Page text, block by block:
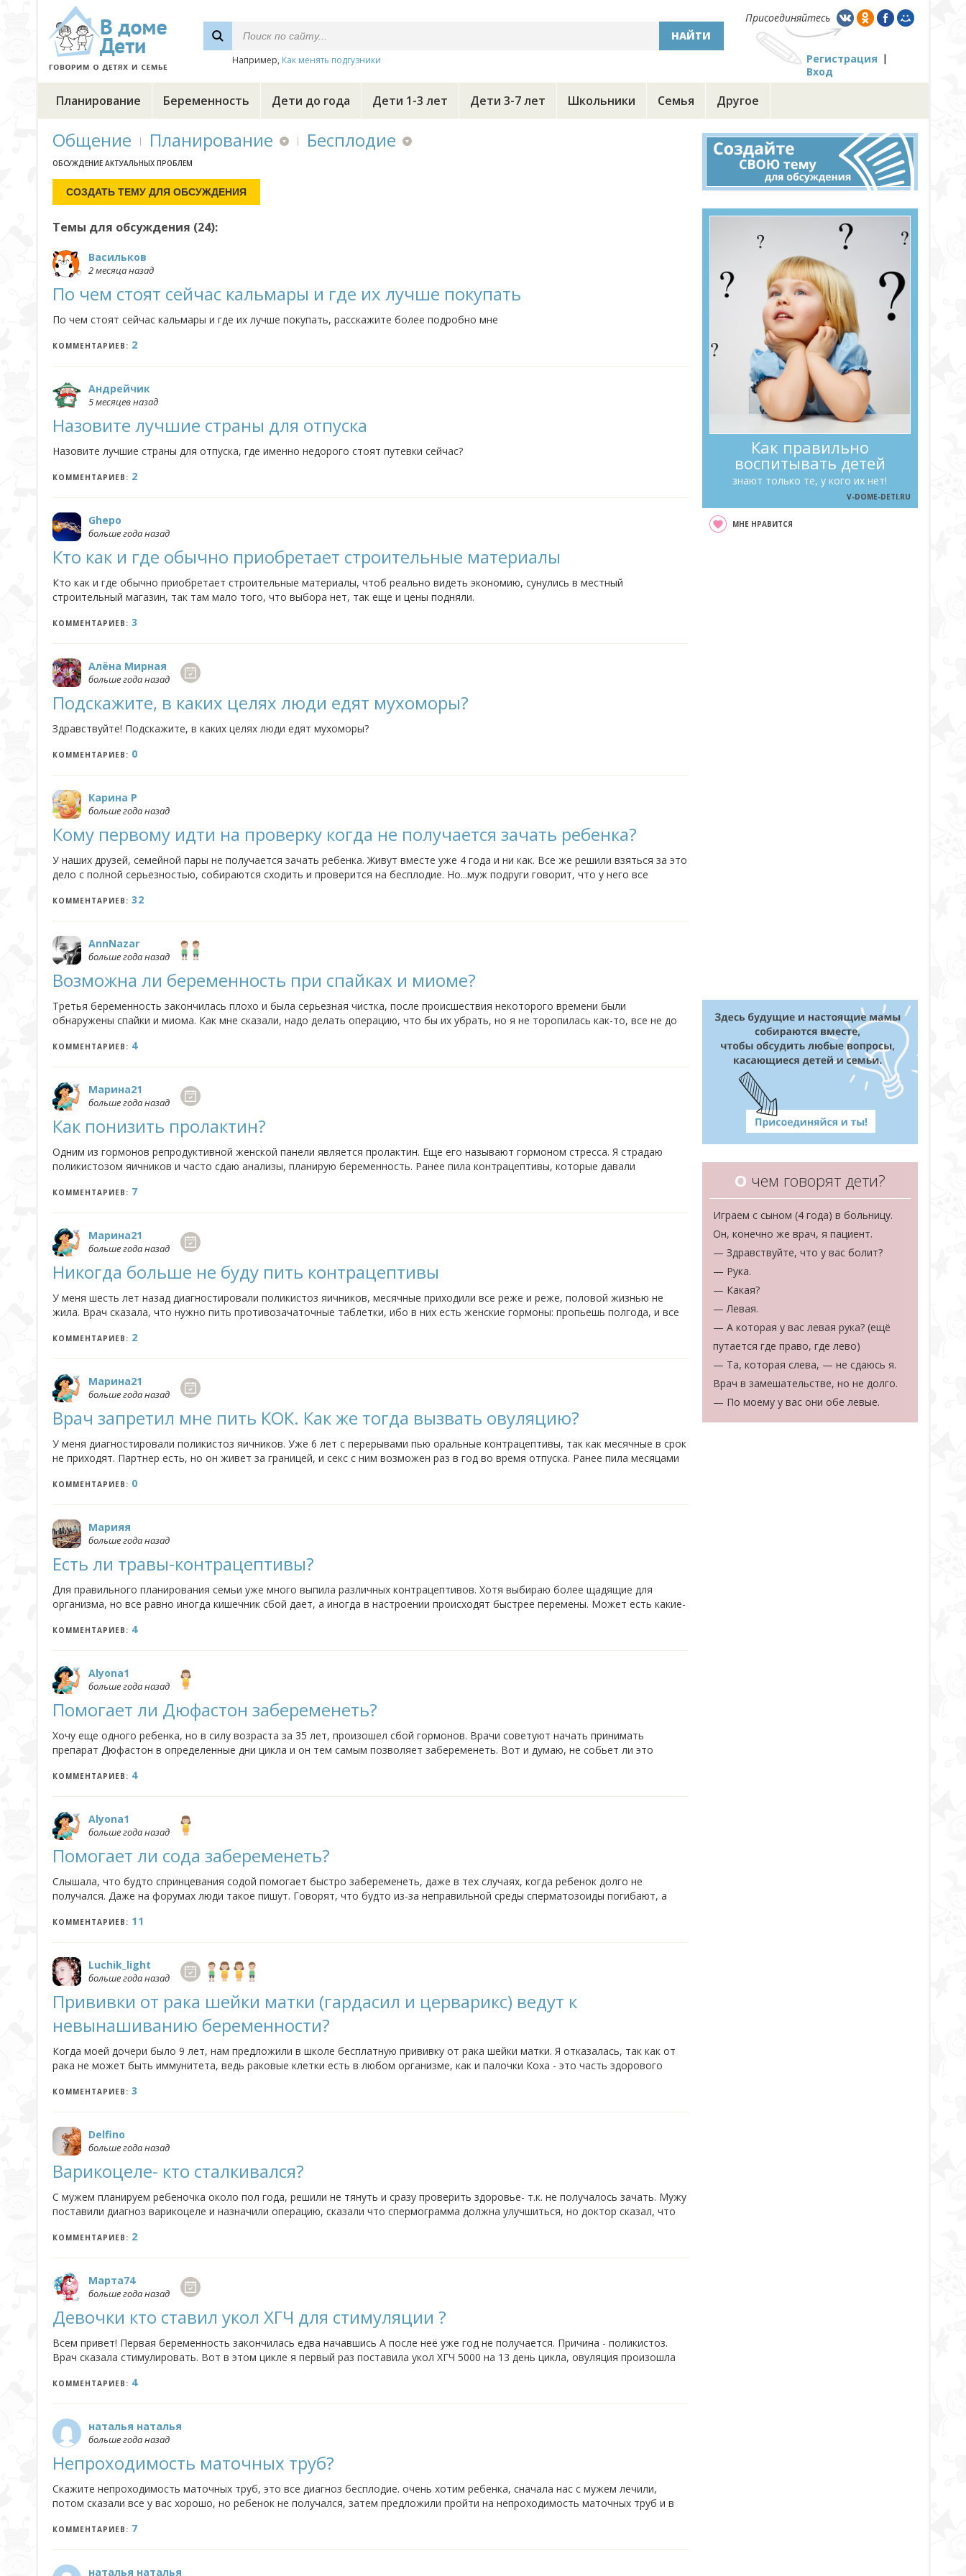
НАЙТИ
Например, Как менять подгузники
Присоединяйтесь
Регистрация
Вход
Планирование Беременность Дети до года Дети 1-3 лет Дети 3-7 лет Школьники Семья Другое
Общение Планирование Бесплодие
ОБСУЖДЕНИЕ АКТУАЛЬНЫХ ПРОБЛЕМ
Темы для обсуждения (24):
Васильков
2 месяца назад
По чем стоят сейчас кальмары и где их лучше покупать
По чем стоят сейчас кальмары и где их лучше покупать, расскажите более подробно мне
КОММЕНТАРИЕВ: 2
Андрейчик
5 месяцев назад
Назовите лучшие страны для отпуска
Назовите лучшие страны для отпуска, где именно недорого стоят путевки сейчас?
КОММЕНТАРИЕВ: 2
Ghepo
больше года назад
Кто как и где обычно приобретает строительные материалы
Кто как и где обычно приобретает строительные материалы, чтоб реально видеть экономию, сунулись в местный
строительный магазин, так там мало того, что выбора нет, так еще и цены подняли.
КОММЕНТАРИЕВ: 3
Алёна Мирная
больше года назад
Подскажите, в каких целях люди едят мухоморы?
Здравствуйте! Подскажите, в каких целях люди едят мухоморы?
КОММЕНТАРИЕВ: 0
Карина Р
больше года назад
Кому первому идти на проверку когда не получается зачать ребенка?
У наших друзей, семейной пары не получается зачать ребенка. Живут вместе уже 4 года и ни как. Все же решили взяться за это
дело с полной серьезностью, собираются сходить и проверится на бесплодие. Но...муж подруги говорит, что у него все
КОММЕНТАРИЕВ: 32
AnnNazar
больше года назад
Возможна ли беременность при спайках и миоме?
Третья беременность закончилась плохо и была серьезная чистка, после происшествия некоторого времени были
обнаружены спайки и миома. Как мне сказали, надо делать операцию, что бы их убрать, но я не торопилась как-то, все не до
КОММЕНТАРИЕВ: 4
Марина21
больше года назад
Как понизить пролактин?
Одним из гормонов репродуктивной женской панели является пролактин. Еще его называют гормоном стресса. Я страдаю
поликистозом яичников и часто сдаю анализы, планирую беременность. Ранее пила контрацептивы, которые давали
КОММЕНТАРИЕВ: 7
Марина21
больше года назад
Никогда больше не буду пить контрацептивы
У меня шесть лет назад диагностировали поликистоз яичников, месячные приходили все реже и реже, половой жизнью не
жила. Врач сказала, что нужно пить противозачаточные таблетки, ибо в них есть женские гормоны: пропьешь полгода, и все
КОММЕНТАРИЕВ: 2
Марина21
больше года назад
Врач запретил мне пить КОК. Как же тогда вызвать овуляцию?
У меня диагностировали поликистоз яичников. Уже 6 лет с перерывами пью оральные контрацептивы, так как месячные в срок
не приходят. Партнер есть, но он живет за границей, и секс с ним возможен раз в год во время отпуска. Ранее пила месяцами
КОММЕНТАРИЕВ: 0
Марияя
больше года назад
Есть ли травы-контрацептивы?
Для правильного планирования семьи уже много выпила различных контрацептивов. Хотя выбираю более щадящие для
организма, но все равно иногда кишечник сбой дает, а иногда в настроении происходят быстрее перемены. Может есть какие-
КОММЕНТАРИЕВ: 4
Alyona1
больше года назад
Помогает ли Дюфастон забеременеть?
Хочу еще одного ребенка, но в силу возраста за 35 лет, произошел сбой гормонов. Врачи советуют начать принимать
препарат Дюфастон в определенные дни цикла и он тем самым позволяет забеременеть. Вот и думаю, не собьет ли это
КОММЕНТАРИЕВ: 4
Alyona1
больше года назад
Помогает ли сода забеременеть?
Слышала, что будто спринцевания содой помогает быстро забеременеть, даже в тех случаях, когда ребенок долго не
получался. Даже на форумах люди такое пишут. Говорят, что будто из-за неправильной среды сперматозоиды погибают, а
КОММЕНТАРИЕВ: 11
Luchik_light
больше года назад
Прививки от рака шейки матки (гардасил и церварикс) ведут к
невынашиванию беременности?
Когда моей дочери было 9 лет, нам предложили в школе бесплатную прививку от рака шейки матки. Я отказалась, так как от
рака не может быть иммунитета, ведь раковые клетки есть в любом организме, как и палочки Коха - это часть здорового
КОММЕНТАРИЕВ: 3
Delfino
больше года назад
Варикоцеле- кто сталкивался?
С мужем планируем ребеночка около пол года, решили не тянуть и сразу проверить здоровье- т.к. не получалось зачать. Мужу
поставили диагноз варикоцеле и назначили операцию, сказали что спермограмма должна улучшиться, но доктор сказал, что
КОММЕНТАРИЕВ: 2
Марта74
больше года назад
Девочки кто ставил укол ХГЧ для стимуляции ?
Всем привет! Первая беременность закончилась едва начавшись А после неё уже год не получается. Причина - поликистоз.
Врач сказала стимулировать. Вот в этом цикле я первый раз поставила укол ХГЧ 5000 на 13 день цикла, овуляция произошла
КОММЕНТАРИЕВ: 4
наталья наталья
больше года назад
Непроходимость маточных труб?
Скажите непроходимость маточных труб, это все диагноз бесплодие. очень хотим ребенка, сначала нас с мужем лечили,
потом сказали все у вас хорошо, но ребенок не получался, затем предложили пройти на непроходимость маточных труб и в
КОММЕНТАРИЕВ: 7
наталья наталья
Как правильно
воспитывать детей
знают только те, у кого их нет!
V-DOME-DETI.RU
МНЕ НРАВИТСЯ
О чем говорят дети?
Играем с сыном (4 года) в больницу.
Он, конечно же врач, я пациент.
— Здравствуйте, что у вас болит?
— Рука.
— Какая?
— Левая.
— А которая у вас левая рука? (ещё
путается где право, где лево)
— Та, которая слева, — не сдаюсь я.
Врач в замешательстве, но не долго.
— По моему у вас они обе левые.